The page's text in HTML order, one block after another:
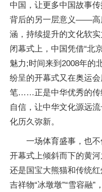
中国，让更多中国故事
背后的另一层意义——高
涵，持续提升的文化软
闭幕式上，中国凭借“北
魅力;时间来到2008年的
纷呈的开幕式又在奥运
笔……正是中华优秀的传
自信，让中华文化源远
化历久弥新。
一场体育盛事，也
开幕式上倾斜而下的黄
还是国宝大熊猫和传统
吉祥物“冰墩墩”“雪容融